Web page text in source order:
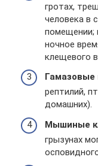
гротах,
человека в
помещении;
ночное
клещевого
Гамазовые
рептилий,
домашних).
Мышиные
грызунах